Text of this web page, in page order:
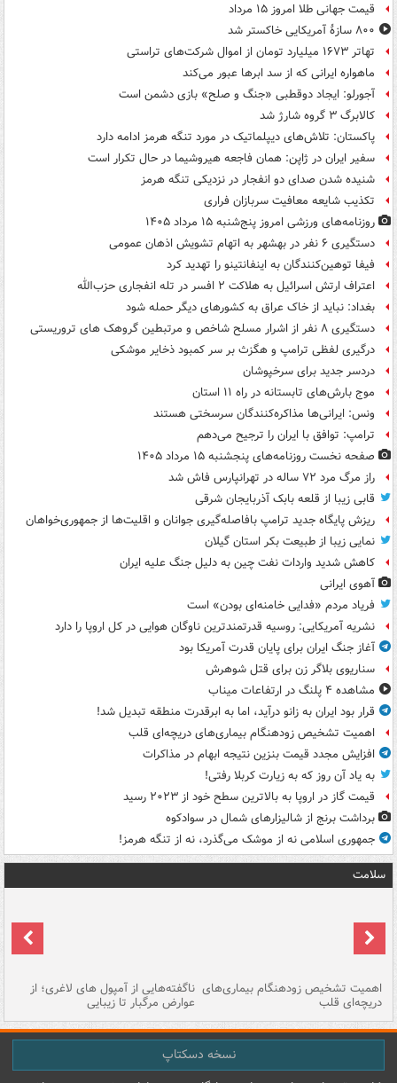
قیمت جهانی طلا امروز ۱۵ مرداد
۸۰۰ سازۀ آمریکایی خاکستر شد
تهاتر ۱۶۷۳ میلیارد تومان از اموال شرکت‌های تراستی
ماهواره ایرانی که از سد ابرها عبور می‌کند
آجورلو: ایجاد دوقطبی «جنگ و صلح‌» بازی دشمن است
کالابرگ ۳ گروه شارژ شد
پاکستان: تلاش‌های دیپلماتیک در مورد تنگه هرمز ادامه دارد
سفیر ایران در ژاپن: همان فاجعه هیروشیما در حال تکرار است
شنیده شدن صدای دو انفجار در نزدیکی تنگه هرمز
تکذیب شایعه معافیت سربازان فراری
روزنامه‌های ورزشی امروز پنج‌شنبه ۱۵ مرداد ۱۴۰۵
دستگیری ۶ نفر در بهشهر به اتهام تشویش اذهان عمومی
فیفا توهین‌کنندگان به اینفانتینو را تهدید کرد
اعتراف ارتش اسرائیل به هلاکت ۲ افسر در تله انفجاری حزب‌الله
بغداد: نباید از خاک عراق به کشورهای دیگر حمله شود
دستگیری ۸ نفر از اشرار مسلح شاخص و مرتبطین گروهک های تروریستی
درگیری لفظی ترامپ و هگزث بر سر کمبود ذخایر موشکی
دردسر جدید برای سرخپوشان
موج بارش‌های تابستانه در راه ۱۱ استان
ونس: ایرانی‌ها مذاکره‌کنندگان سرسختی هستند
ترامپ: توافق با ایران را ترجیح می‌دهم
صفحه نخست روزنامه‌های پنجشنبه ۱۵ مرداد ۱۴۰۵
راز مرگ مرد ۷۲ ساله در تهرانپارس فاش شد
قابی زیبا از قلعه بابک آذربایجان شرقی
ریزش پایگاه جدید ترامپ بافاصله‌گیری جوانان و اقلیت‌ها از جمهوری‌خواهان
نمایی زیبا از طبیعت بکر استان گیلان
کاهش شدید واردات نفت چین به دلیل جنگ علیه ایران
آهوی ایرانی
فریاد مردم «فدایی خامنه‌ای بودن» است
نشریه آمریکایی: روسیه قدرتمندترین ناوگان هوایی در کل اروپا را دارد
آغاز جنگ ایران برای پایان قدرت آمریکا بود
سناریوی بلاگر زن برای قتل شوهرش
مشاهده ۴ پلنگ در ارتفاعات میناب
قرار بود ایران به زانو درآید، اما به ابرقدرت منطقه تبدیل شد!
اهمیت تشخیص زودهنگام بیماری‌های دریچه‌ای قلب
افزایش مجدد قیمت بنزین نتیجه ابهام در مذاکرات
به یاد آن روز که به زیارت کربلا رفتی!
قیمت گاز در اروپا به بالاترین سطح خود از ۲۰۲۳ رسید
برداشت برنج از شالیزارهای شمال در سوادکوه
جمهوری اسلامی نه از موشک می‌گذرد، نه از تنگه هرمز!
سلامت
اهمیت تشخیص زودهنگام بیماری‌های
دریچه‌ای قلب
ناگفته‌هایی از آمپول های لاغری؛ از
عوارض مرگبار تا زیبایی
نسخه دسکتاپ